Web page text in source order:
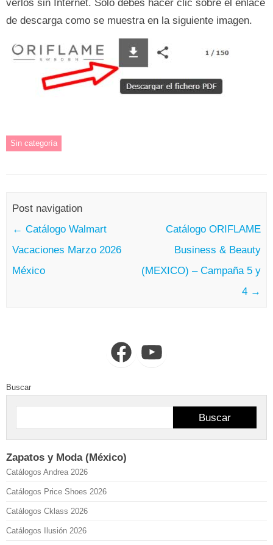
verlos sin Internet. Sólo debes hacer clic sobre el enlace
de descarga como se muestra en la siguiente imagen.
Sin categoría
Post navigation
← Catálogo Walmart
Vacaciones Marzo 2026
México
Catálogo ORIFLAME
Business & Beauty
(MEXICO) – Campaña 5 y
4 →
FacebookYouTube
Buscar
Buscar
Zapatos y Moda (México)
Catálogos Andrea 2026
Catálogos Price Shoes 2026
Catálogos Cklass 2026
Catálogos Ilusión 2026